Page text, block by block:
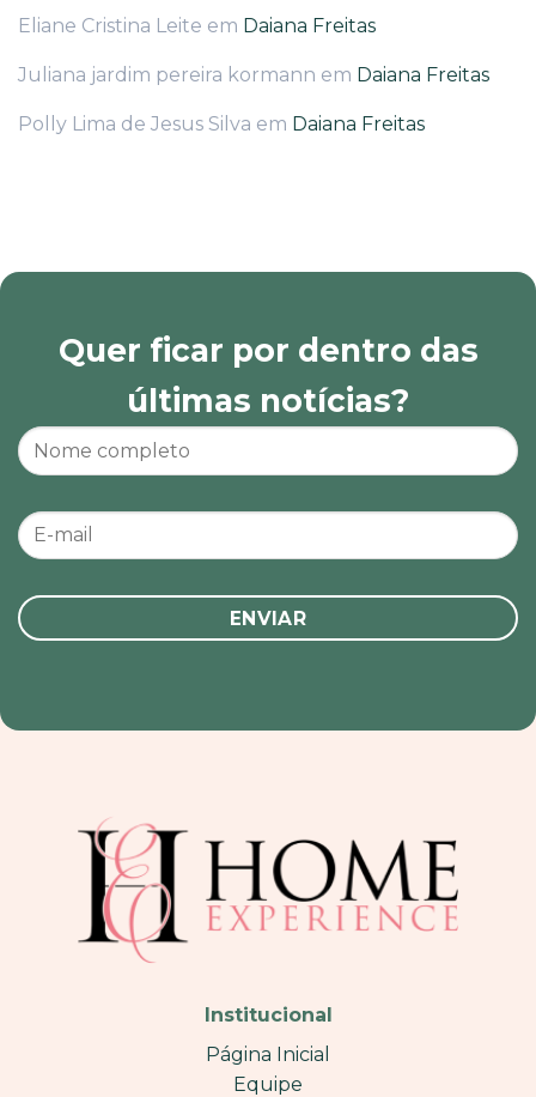
Eliane Cristina Leite em Daiana Freitas
Juliana jardim pereira kormann em Daiana Freitas
Polly Lima de Jesus Silva em Daiana Freitas
Quer ficar por dentro das
últimas notícias?
Institucional
Página Inicial
Equipe